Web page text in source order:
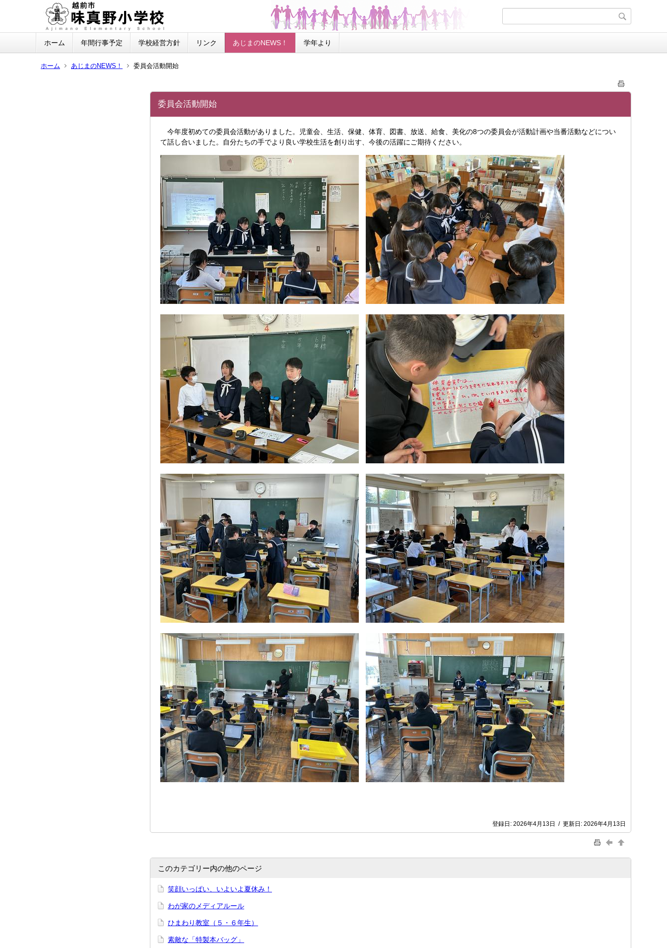
ホーム 年間行事予定 学校経営方針 リンク あじまのNEWS！ 学年より
ホーム あじまのNEWS！ 委員会活動開始
委員会活動開始
今年度初めての委員会活動がありました。児童会、生活、保健、体育、図書、放送、給食、美化の8つの委員会が活動計画や当番活動などについ
て話し合いました。自分たちの手でより良い学校生活を創り出す、今後の活躍にご期待ください。
登録日: 2026年4月13日 / 更新日: 2026年4月13日
このカテゴリー内の他のページ
笑顔いっぱい、いよいよ夏休み！
わが家のメディアルール
ひまわり教室（５・６年生）
素敵な「特製本バッグ」